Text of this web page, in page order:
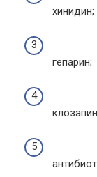
хинидин;
гепарин;